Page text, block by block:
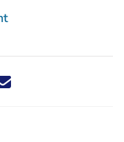
nieuwsbericht via X -
dit nieuwsbericht via
dit nieuwsbericht
Deel dit